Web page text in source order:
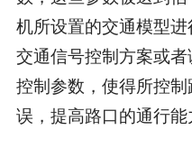
机所设置的交通模型
交通信号控制方案或
控制参数，使得所控
误，提高路口的通行能